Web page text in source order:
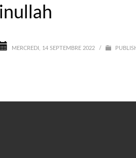
MERCREDI, 14 SEPTEMBRE 2022 /